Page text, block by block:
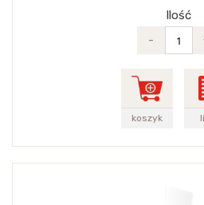
Ilość
-
koszyk